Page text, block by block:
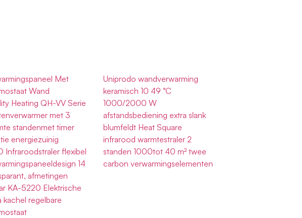
Met
Wand
Heating QH-VV Serie
met 3
standenmet timer
energiezuinig
Infraroodstraler flexibel
14
afmetingen
KA-5220 Elektrische
kachel regelbare
Uniprodo wandverwarming
keramisch 10 49 °C
1000/2000 W
afstandsbediening extra slank
blumfeldt Heat Square
infrarood warmtestraler 2
standen 1000tot 40 m² twee
carbon verwarmingselementen